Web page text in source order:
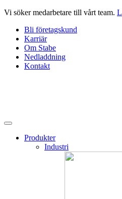
Hoppa
innehåll
Vi söker medarbetare till vårt team.
Bli företagskund
Karriär
Om Stabe
Nedladdning
Kontakt
Produkter
Industri